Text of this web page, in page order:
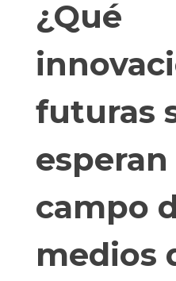
¿Qué
futuras
campo
medios